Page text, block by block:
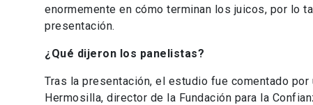
enormemente en cómo terminan los juicos, por lo
presentación.
¿Qué dijeron los panelistas?
Tras la presentación, el estudio fue comentado
Hermosilla, director de la Fundación para la